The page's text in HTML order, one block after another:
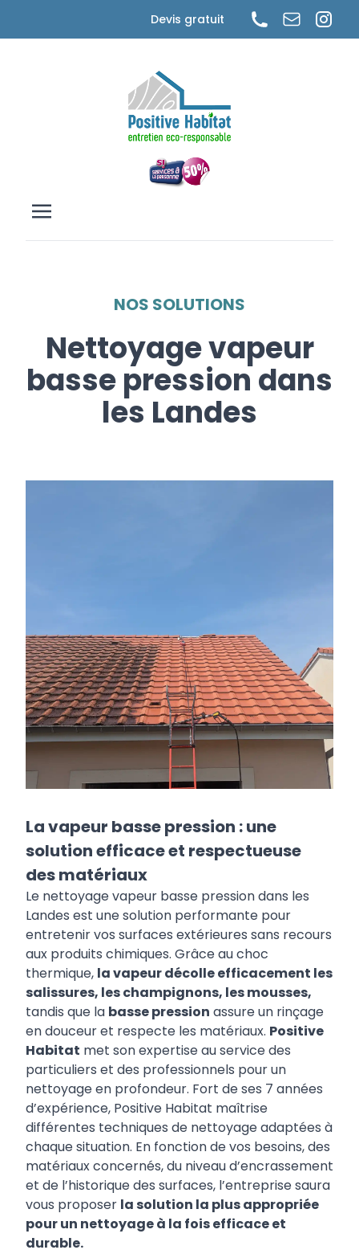
Devis gratuit
NOS SOLUTIONS
Nettoyage vapeur
basse pression dans
les Landes
La vapeur basse pression : une
solution efficace et respectueuse
des matériaux
Le nettoyage vapeur basse pression dans les
Landes est une solution performante pour
entretenir vos surfaces extérieures sans recours
aux produits chimiques. Grâce au choc
thermique, la vapeur décolle efficacement les
salissures, les champignons, les mousses,
tandis que la basse pression assure un rinçage
en douceur et respecte les matériaux. Positive
Habitat met son expertise au service des
particuliers et des professionnels pour un
nettoyage en profondeur. Fort de ses 7 années
d’expérience, Positive Habitat maîtrise
différentes techniques de nettoyage adaptées à
chaque situation. En fonction de vos besoins, des
matériaux concernés, du niveau d’encrassement
et de l’historique des surfaces, l’entreprise saura
vous proposer la solution la plus appropriée
pour un nettoyage à la fois efficace et
durable.